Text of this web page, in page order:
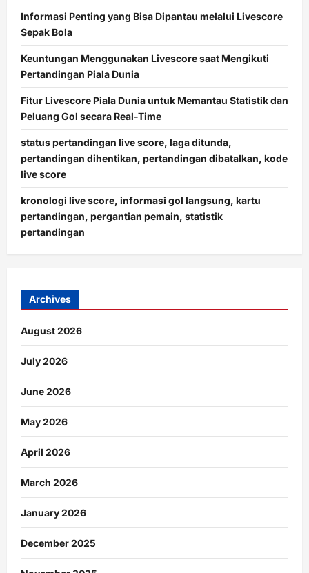
Informasi Penting yang Bisa Dipantau melalui Livescore
Sepak Bola
Keuntungan Menggunakan Livescore saat Mengikuti
Pertandingan Piala Dunia
Fitur Livescore Piala Dunia untuk Memantau Statistik dan
Peluang Gol secara Real-Time
status pertandingan live score, laga ditunda,
pertandingan dihentikan, pertandingan dibatalkan, kode
live score
kronologi live score, informasi gol langsung, kartu
pertandingan, pergantian pemain, statistik
pertandingan
Archives
August 2026
July 2026
June 2026
May 2026
April 2026
March 2026
January 2026
December 2025